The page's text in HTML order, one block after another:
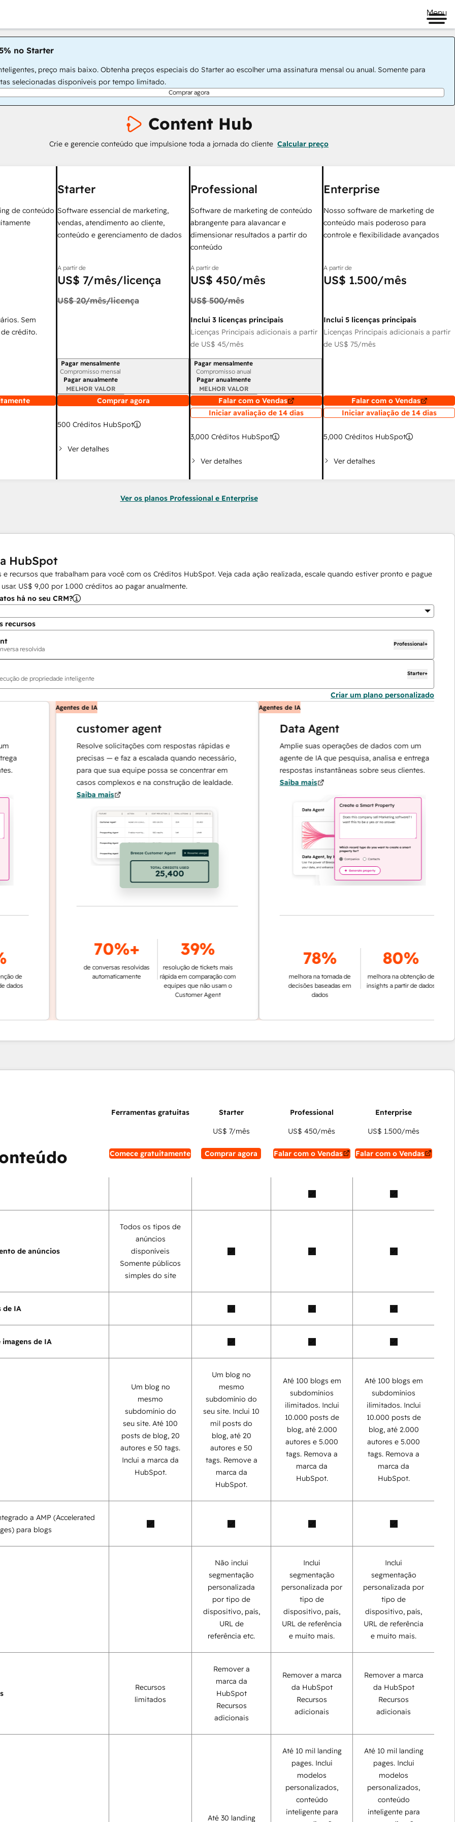
Menu
no Starter
preço mais baixo. Obtenha preços especiais do Starter ao escolher uma assinatura mensal ou anual. Somente para
selecionadas disponíveis por tempo limitado.
Comprar agora
Content Hub
Crie e gerencie conteúdo que impulsione toda a jornada do cliente Calcular preço
de conteúdo
Sem
crédito.
Starter
Software essencial de marketing,
vendas, atendimento ao cliente,
conteúdo e gerenciamento de dados
A partir de
US$ 7/mês/licença
US$ 20/mês/licença
Período de cobrança
Pagar mensalmente
Compromisso mensal
Pagar anualmente
MELHOR VALOR
Comprar agora
500 Créditos HubSpot
Ver detalhes
Professional
Software de marketing de conteúdo
abrangente para alavancar e
dimensionar resultados a partir do
conteúdo
A partir de
US$ 450/mês
US$ 500/mês
Inclui 3 licenças principais
Licenças Principais adicionais a partir
de US$ 45/mês
Período de cobrança
Pagar mensalmente
Compromisso anual
Pagar anualmente
MELHOR VALOR
Falar com o Vendas
Iniciar avaliação de 14 dias
3,000 Créditos HubSpot
Ver detalhes
Enterprise
Nosso software de marketing de
conteúdo mais poderoso para
controle e flexibilidade avançados
A partir de
US$ 1.500/mês
Inclui 5 licenças principais
Licenças Principais adicionais a partir
de US$ 75/mês
Falar com o Vendas
Iniciar avaliação de 14 dias
5,000 Créditos HubSpot
Ver detalhes
Ver os planos Professional e Enterprise
HubSpot
e recursos que trabalham para você com os Créditos HubSpot. Veja cada ação realizada, escale quando estiver pronto e pague
US$ 9,00 por 1.000 créditos ao pagar anualmente.
há no seu CRM?
recursos
resolvida
Professional+
de propriedade inteligente
Starter+
Criar um plano personalizado
Agentes de IA
customer agent
Resolve solicitações com respostas rápidas e
precisas — e faz a escalada quando necessário,
para que sua equipe possa se concentrar em
casos complexos e na construção de lealdade.
Saiba mais
70%+
de conversas resolvidas
automaticamente
39%
resolução de tickets mais
rápida em comparação com
equipes que não usam o
Customer Agent
Agentes de IA
Data Agent
Amplie suas operações de dados com um
agente de IA que pesquisa, analisa e entrega
respostas instantâneas sobre seus clientes.
Saiba mais
78%
melhora na tomada de
decisões baseadas em
80%
melhora na obtenção de
insights a partir de dados
Comece gratuitamente
US$ 7/mês
Comprar agora
US$ 450/mês
Falar com o Vendas
US$ 1.500/mês
Falar com o Vendas
de anúncios
Todos os tipos de
anúncios
disponíveis
Somente públicos
simples do site
de IA
de IA
Um blog no
mesmo
subdomínio do
seu site. Até 100
posts de blog, 20
autores e 50 tags.
Inclui a marca da
HubSpot.
Um blog no
mesmo
subdomínio do
seu site. Inclui 10
mil posts do
blog, até 20
autores e 50
tags. Remove a
marca da
HubSpot.
Até 100 blogs em
subdomínios
ilimitados. Inclui
10.000 posts de
blog, até 2.000
autores e 5.000
tags. Remova a
marca da
HubSpot.
Até 100 blogs em
subdomínios
ilimitados. Inclui
10.000 posts de
blog, até 2.000
autores e 5.000
tags. Remova a
marca da
HubSpot.
a AMP (Accelerated
para blogs
Não inclui
segmentação
personalizada
por tipo de
dispositivo, país,
URL de
referência etc.
Inclui
segmentação
personalizada por
tipo de
dispositivo, país,
URL de referência
e muito mais.
Inclui
segmentação
personalizada por
tipo de
dispositivo, país,
URL de referência
e muito mais.
Recursos
limitados
Remover a
marca da
HubSpot
Recursos
adicionais
Remover a marca
da HubSpot
Recursos
adicionais
Remover a marca
da HubSpot
Recursos
adicionais
Até 30 landing
Até 10 mil landing
pages. Inclui
modelos
personalizados,
conteúdo
inteligente para
Até 10 mil landing
pages. Inclui
modelos
personalizados,
conteúdo
inteligente para